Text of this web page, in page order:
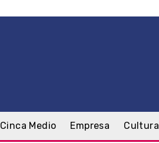
Cinca Medio Empresa Cultura